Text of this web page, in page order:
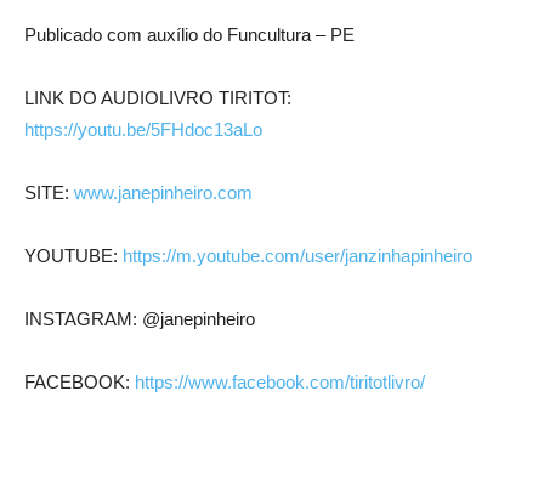
Publicado com auxílio do Funcultura – PE
LINK DO AUDIOLIVRO TIRITOT:
https://youtu.be/5FHdoc13aLo
SITE: www.janepinheiro.com
YOUTUBE: https://m.youtube.com/user/janzinhapinheiro
INSTAGRAM: @janepinheiro
FACEBOOK: https://www.facebook.com/tiritotlivro/